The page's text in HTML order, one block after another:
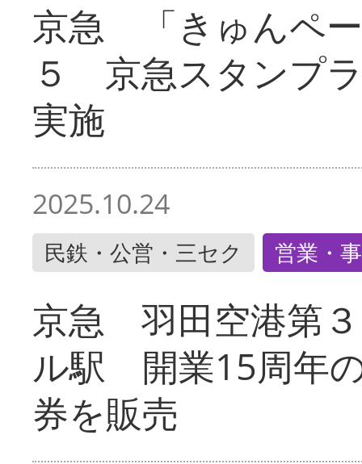
京急 「きゅんペ
５ 京急スタンプ
実施
2025.10.24
民鉄・公営・三セク 営業・
京急 羽田空港第
ル駅 開業15周年
券を販売